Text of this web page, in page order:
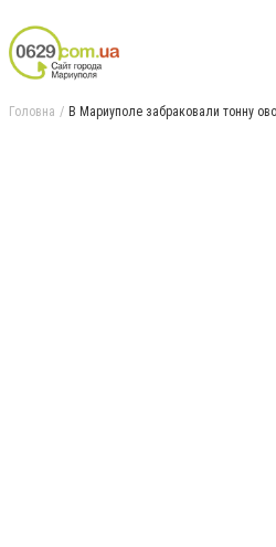
Головна В Мариуполе забраковали тонну